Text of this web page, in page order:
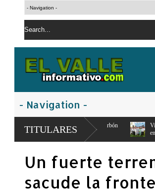
TITULARES
de leña y carbón
Vicepresidenta Raquel Peña
en Azua
Un fuerte
sacude la